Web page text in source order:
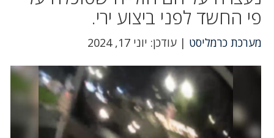
פי החשד לפני ביצוע ירי.
מערכת כרמליסט | עודכן: יוני 17, 2024